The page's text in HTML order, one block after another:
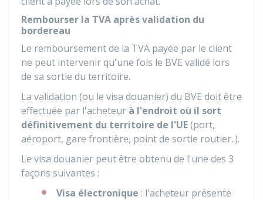
Rembourser la TVA après validation du
bordereau
Le remboursement de la TVA payée par le client
ne peut intervenir qu'une fois le BVE validé lors
de sa sortie du territoire.
La validation (ou le visa douanier) du BVE doit être
effectuée par l'acheteur à l'endroit où il sort
définitivement du territoire de l'UE(port,
aéroport, gare frontière, point de sortie routier..).
Le visa douanier peut être obtenu de l'une des 3
façons suivantes :
Visa électronique : l'acheteur présente